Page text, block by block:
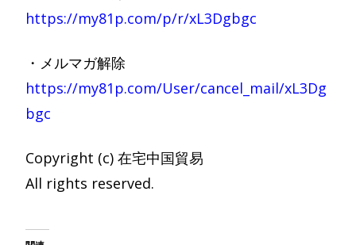
https://my81p.com/p/r/xL3Dgbgc
・メルマガ解除
https://my81p.com/User/cancel_mail/xL3Dg
bgc
Copyright (c) 在宅中国貿易
All rights reserved.